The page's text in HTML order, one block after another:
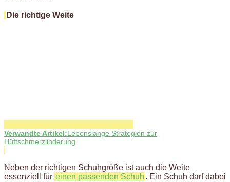
Die richtige Weite
Verwandte Artikel:Lebenslange Strategien zur
Hüftschmerzlinderung
Neben der richtigen Schuhgröße ist auch die Weite
essenziell für einen passenden Schuh . Ein Schuh darf dabei